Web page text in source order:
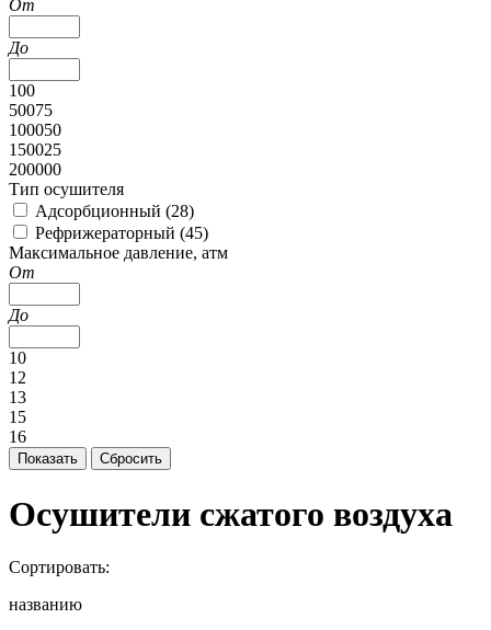
От
До
100
50075
100050
150025
200000
Тип осушителя
Адсорбционный (28)
Рефрижераторный (45)
Максимальное давление, атм
От
До
10
12
13
15
16
Осушители сжатого воздуха
Сортировать:
названию